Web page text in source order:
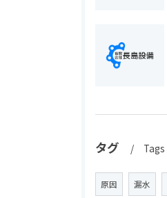
タグ Tags
原因 漏水